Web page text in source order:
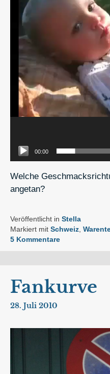
00:00
Welche
angetan?
Veröffentlicht in Stella
Markiert mit Schweiz,
5 Kommentare
Fankurve
28. Juli 2010